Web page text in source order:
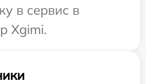
в сервис в
Xgimi.